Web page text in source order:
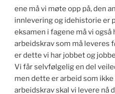
ene må vi møte opp på, den
innlevering og idehistorie er
eksamen i fagene må vi også
arbeidskrav som må leveres
er dette vi har jobbet og
Vi får selvfølgelig en del
men dette er arbeid som
arbeidskrav skal vi levere nå